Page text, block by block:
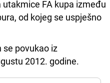
FA kupa između
od kojeg se uspješno
se povukao iz
2012. godine.